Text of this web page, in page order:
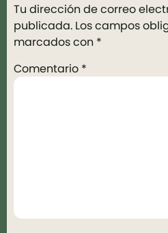
Tu dirección de correo
publicada. Los campos
marcados con *
Comentario *